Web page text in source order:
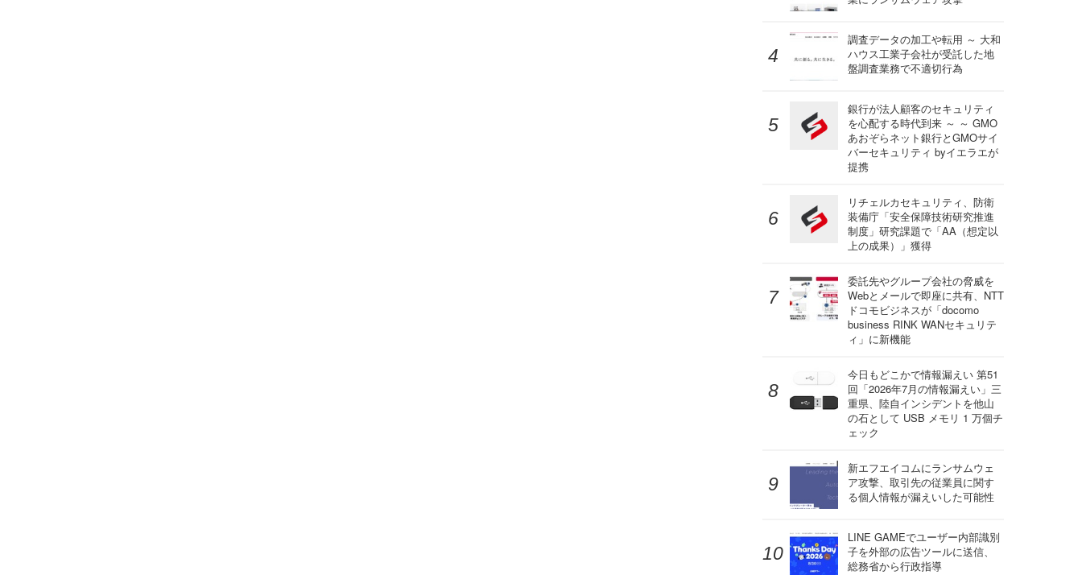
調査データの加工や転用 ～ 大和
ハウス工業子会社が受託した地
盤調査業務で不適切行為
銀行が法人顧客のセキュリティ
を心配する時代到来 ～ ～ GMO
あおぞらネット銀行とGMOサイ
バーセキュリティ byイエラエが
提携
リチェルカセキュリティ、防衛
装備庁「安全保障技術研究推進
制度」研究課題で「AA（想定以
上の成果）」獲得
委託先やグループ会社の脅威を
Webとメールで即座に共有、NTT
ドコモビジネスが「docomo
business RINK WANセキュリテ
ィ」に新機能
今日もどこかで情報漏えい 第51
回「2026年7月の情報漏えい」三
重県、陸自インシデントを他山
の石として USB メモリ 1 万個チ
ェック
新エフエイコムにランサムウェ
ア攻撃、取引先の従業員に関す
る個人情報が漏えいした可能性
LINE GAMEでユーザー内部識別
子を外部の広告ツールに送信、
総務省から行政指導